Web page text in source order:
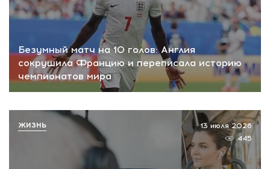
Безумный матч на 10 голов: Англия
сокрушила Францию и переписала историю
чемпионатов мира
13 июля 2026
445
ЖИЗНЬ